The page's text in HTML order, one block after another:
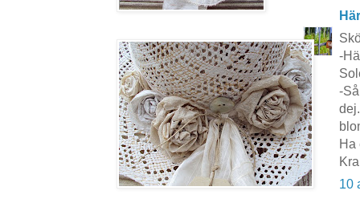
-
-
Ha
10